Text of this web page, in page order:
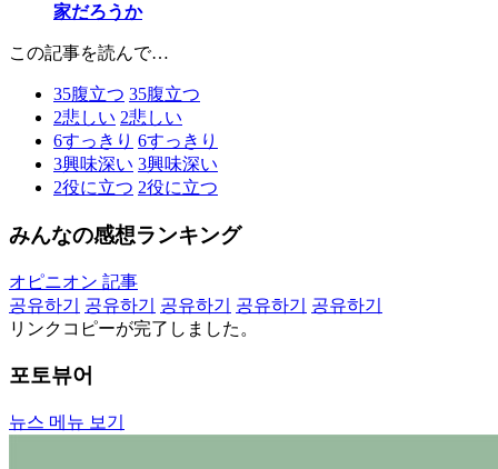
家だろうか
この記事を読んで…
35腹立つ 35腹立つ
2悲しい 2悲しい
6すっきり 6すっきり
3興味深い 3興味深い
2役に立つ 2役に立つ
みんなの感想ランキング
オピニオン 記事
공유하기
공유하기 공유하기 공유하기
공유하기
リンクコピーが完了しました。
포토뷰어
뉴스 메뉴 보기